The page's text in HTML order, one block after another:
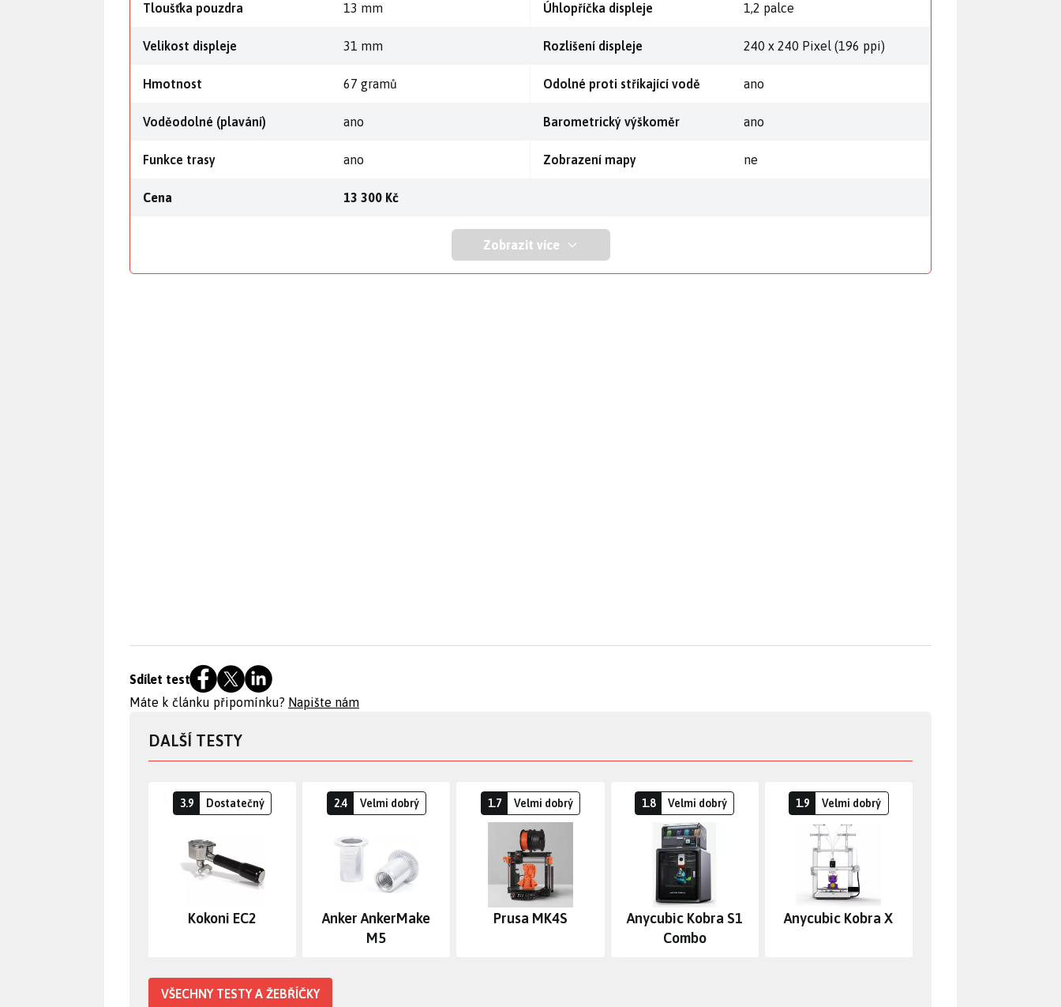
Tloušťka pouzdra 13 mm Úhlopříčka displeje 1,2 palce
Velikost displeje 31 mm Rozlišení displeje 240 x 240 Pixel (196 ppi)
Hmotnost 67 gramů Odolné proti stříkající vodě ano
Voděodolné (plavání) ano Barometrický výškoměr ano
Funkce trasy ano Zobrazení mapy ne
Cena 13 300 Kč
Zobrazit více
Sdílet test
Máte k článku připomínku? Napište nám
DALŠÍ TESTY
3.9 Dostatečný
Kokoni EC2
2.4 Velmi dobrý
Anker AnkerMake
M5
1.7 Velmi dobrý
Prusa MK4S
1.8 Velmi dobrý
Anycubic Kobra S1
Combo
1.9 Velmi dobrý
Anycubic Kobra X
VŠECHNY TESTY A ŽEBŘÍČKY